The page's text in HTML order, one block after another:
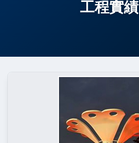
工程實績